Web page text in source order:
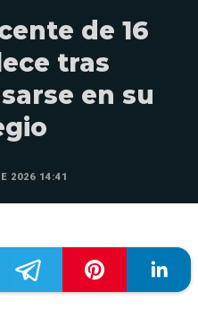
de 16
tras
en su
2026 14:41